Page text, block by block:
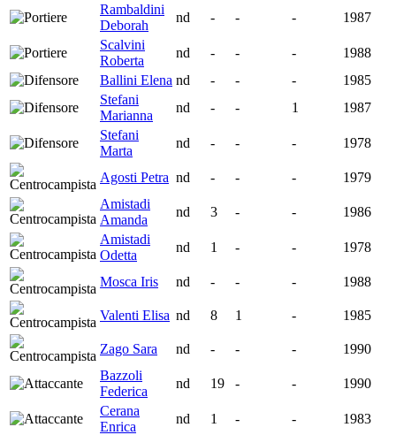
Rambaldini
Deborah
nd - - -
1987
Scalvini
Roberta
nd - - -
1988
Ballini Elena nd - - -
1985
Stefani
Marianna
nd - - 1
1987
Stefani
Marta
nd - - - 1978
Agosti Petra nd - - -
1979
Amistadi
Amanda
nd 3 - -
1986
Amistadi
Odetta
nd 1 - - 1978
Mosca Iris nd - - - 1988
Valenti Elisa nd 8 1 - 1985
Zago Sara nd - - -
1990
Bazzoli
Federica
nd 19 - -
1990
Cerana
Enrica
nd 1 - -
1983